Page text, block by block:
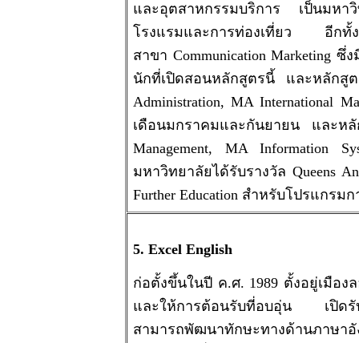
และอุตสาหกรรมบริการ เป็นมหาวิ
โรงแรมและการท่องเที่ยว อีกทั้ง
สาขา Communication Marketing
นักที่เปิดสอนหลักสูตรนี้ และหลักสูต
Administration, MA International
เดือนมกราคมและกันยายน และห
Management, MA Information
มหาวิทยาลัยได้รับรางวัล Queens
Further Education สำหรับโปรแกร
5. Excel English
ก่อตั้งขึ้นในปี ค.ศ. 1989 ตั้งอยู่เมือง
และให้การต้อนรับที่อบอุ่น เปิดรับ
สามารถพัฒนาทักษะทางด้านภา